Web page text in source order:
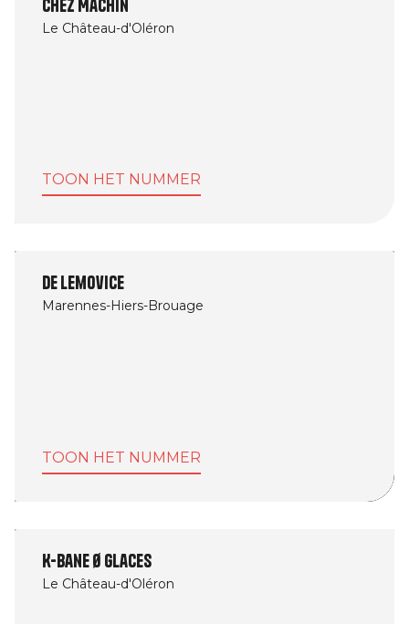
Chez Machin
Le Château-d'Oléron
TOON HET NUMMER
De Lemovice
Marennes-Hiers-Brouage
TOON HET NUMMER
K-Bane Ø Glaces
Le Château-d'Oléron